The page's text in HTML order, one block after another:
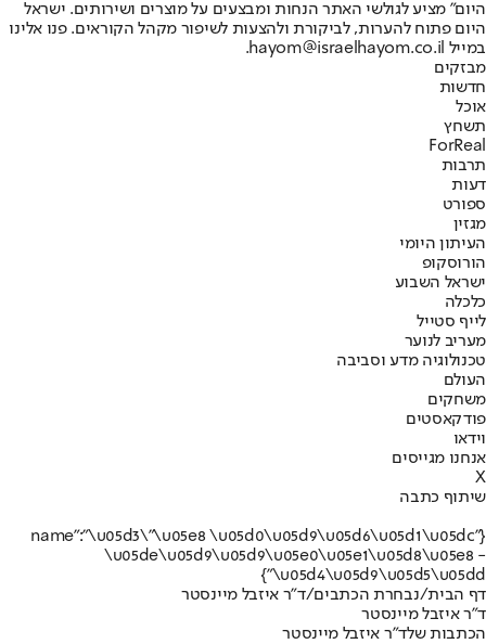
היום" מציע לגולשי האתר הנחות ומבצעים על מוצרים ושירותים. ישראל
היום פתוח להערות, לביקורת ולהצעות לשיפור מקהל הקוראים. פנו אלינו
במייל hayom@israelhayom.co.il.
מבזקים
חדשות
אוכל
תשחץ
ForReal
תרבות
דעות
ספורט
מגזין
העיתון היומי
הורוסקופ
ישראל השבוע
כלכלה
לייף סטייל
מעריב לנוער
טכנולוגיה מדע וסביבה
העולם
משחקים
פודקאסטים
וידאו
אנחנו מגייסים
X
שיתוף כתבה
{"name":"\u05d3\"\u05e8 \u05d0\u05d9\u05d6\u05d1\u05dc
\u05de\u05d9\u05d9\u05e0\u05e1\u05d8\u05e8 -
\u05d4\u05d9\u05d5\u05dd"}
דף הבית/נבחרת הכתבים/ד"ר איזבל מיינסטר
ד"ר איזבל מיינסטר
הכתבות שלד"ר איזבל מיינסטר